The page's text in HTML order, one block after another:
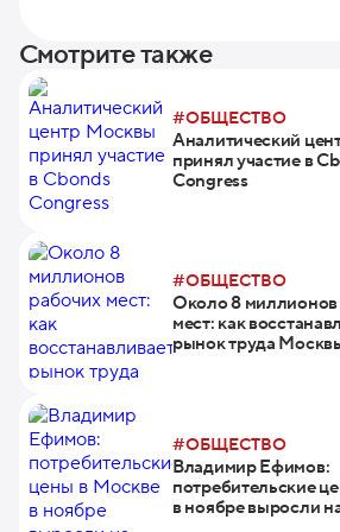
Смотрите также
#ОБЩЕСТВО
Аналитический
принял участие в
Congress
#ОБЩЕСТВО
Около 8 миллионов
мест: как
рынок труда
#ОБЩЕСТВО
Владимир Ефимов:
потребительские
в ноябре выросли